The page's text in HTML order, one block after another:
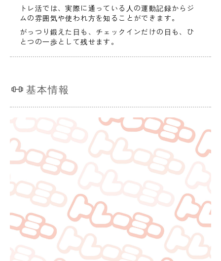
トレ活では、実際に通っている人の運動記録からジ
ムの雰囲気や使われ方を知ることができます。
がっつり鍛えた日も、チェックインだけの日も、ひ
とつの一歩として残せます。
基本情報